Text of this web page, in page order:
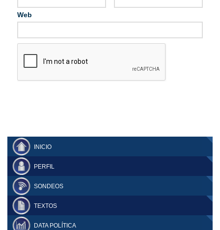
Web
INICIO
PERFIL
SONDEOS
TEXTOS
DATA POLÍTICA